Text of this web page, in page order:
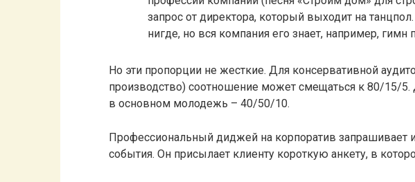
запрос от директора, который выходит на
нигде, но вся компания его знает, например,
Но эти пропорции не жесткие. Для консервативной
производство) соотношение может смещаться к 80/15/5.
в основном молодежь – 40/50/10.
Профессиональный диджей на корпоратив запрашивает
события. Он присылает клиенту короткую анкету, в